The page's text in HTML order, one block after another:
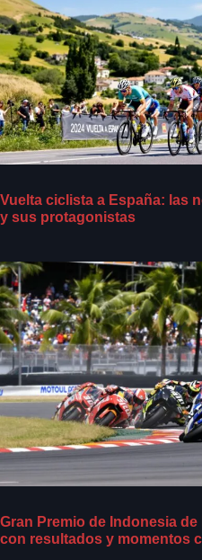
Vuelta ciclista a España: las
y sus protagonistas
Gran Premio de Indonesia
con resultados y momentos